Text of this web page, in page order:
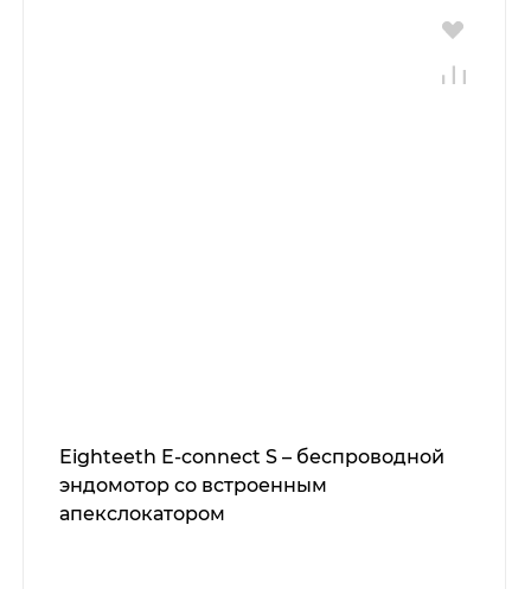
Eighteeth E-connect S – беспроводной
эндомотор со встроенным
апекслокатором